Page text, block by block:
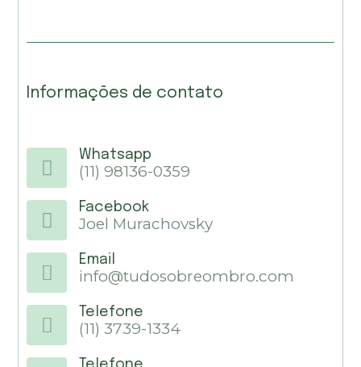
Informações de contato
Whatsapp
(11) 98136-0359
Facebook
Joel Murachovsky
Email
info@tudosobreombro.com
Telefone
(11) 3739-1334